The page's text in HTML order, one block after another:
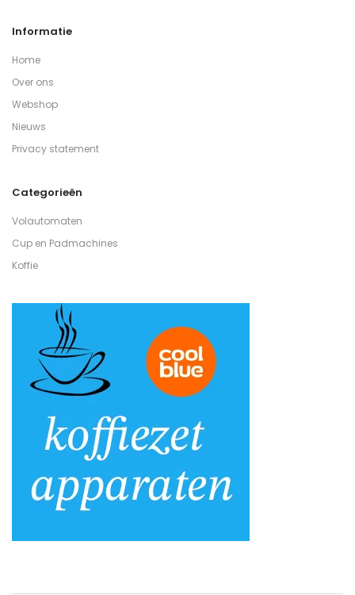
Informatie
Home
Over ons
Webshop
Nieuws
Privacy statement
Categorieën
Volautomaten
Cup en Padmachines
Koffie